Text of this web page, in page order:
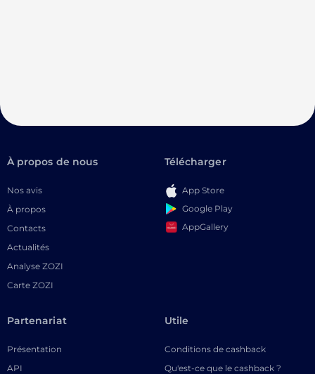
À propos de nous
Nos avis
À propos
Contacts
Actualités
Analyse ZOZI
Carte ZOZI
Télécharger
App Store
Google Play
AppGallery
Partenariat
Présentation
API
Utile
Conditions de cashback
Qu'est-ce que le cashback ?